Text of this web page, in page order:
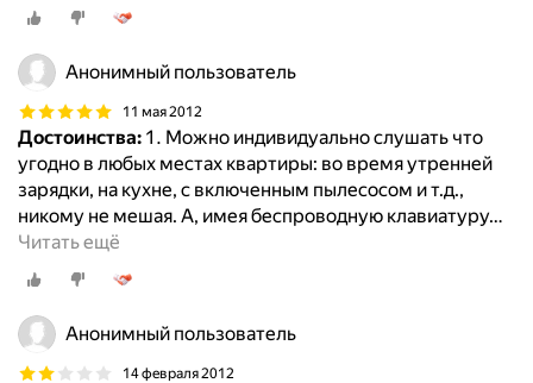
Анонимный пользователь
11 мая 2012
Достоинства: 1. Можно индивидуально слушать что
угодно в любых местах квартиры: во время утренней
зарядки, на кухне, с включенным пылесосом и т.д.,
никому не мешая. А, имея беспроводную клавиатуру…
Читать ещё
Анонимный пользователь
14 февраля 2012